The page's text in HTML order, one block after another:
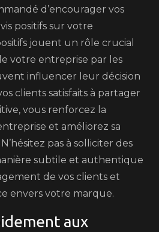
d’encourager vos
positifs sur votre
jouent un rôle crucial
votre entreprise par les
influencer leur décision
clients satisfaits à partager
vous renforcez la
et améliorez sa
pas à solliciter des
subtile et authentique
de vos clients et
envers votre marque.
aux